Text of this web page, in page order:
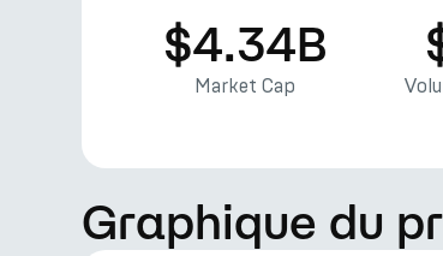
$4.34B
Market Cap
Graphique du